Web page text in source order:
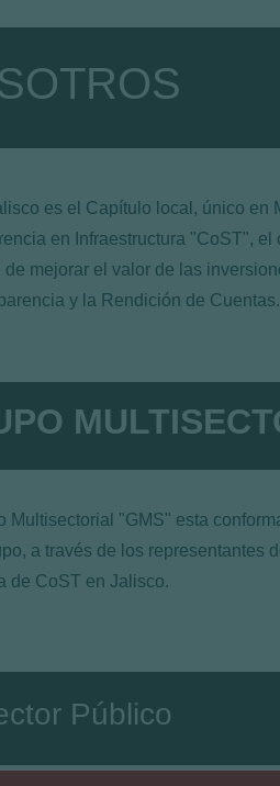
es el Capítulo local, único en
en Infraestructura "CoST",
mejorar el valor de las
y la Rendición de Cuentas.
Multisectorial "GMS" esta
a través de los
de CoST en Jalisco.
Público